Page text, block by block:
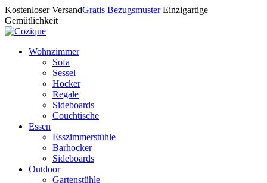
Kostenloser VersandGratis Bezugsmuster Einzigartige
Gemütlichkeit
Wohnzimmer
Sofa
Sessel
Hocker
Regale
Sideboards
Couchtische
Essen
Esszimmerstühle
Barhocker
Sideboards
Outdoor
Gartenstühle